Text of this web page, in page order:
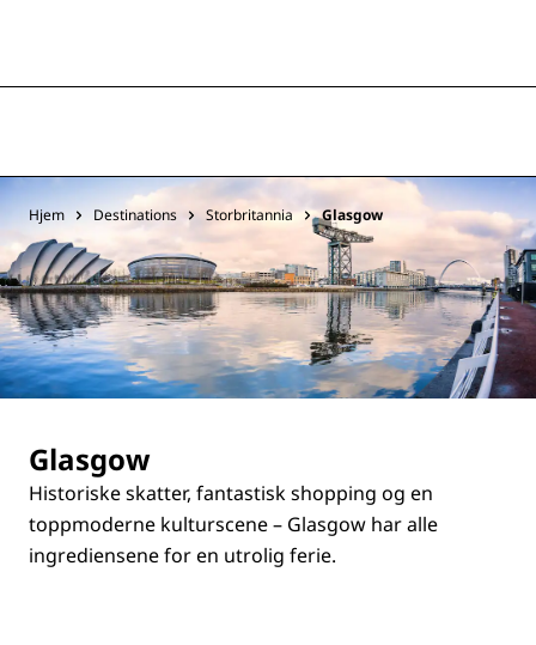
Hjem Destinations Storbritannia Glasgow
Glasgow
Historiske skatter, fantastisk shopping og en
toppmoderne kulturscene – Glasgow har alle
ingrediensene for en utrolig ferie.